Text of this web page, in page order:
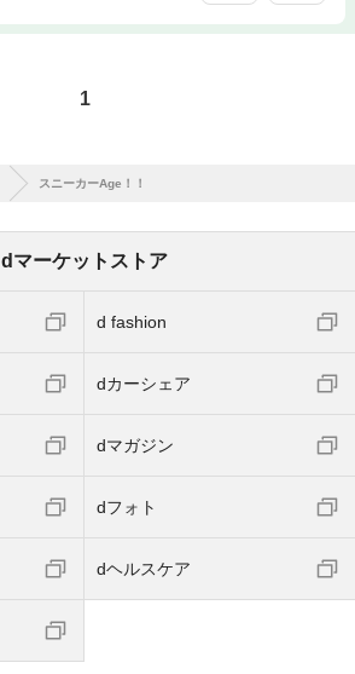
1
スニーカーAge！！
dマーケットストア
d fashion
dカーシェア
dマガジン
dフォト
dヘルスケア